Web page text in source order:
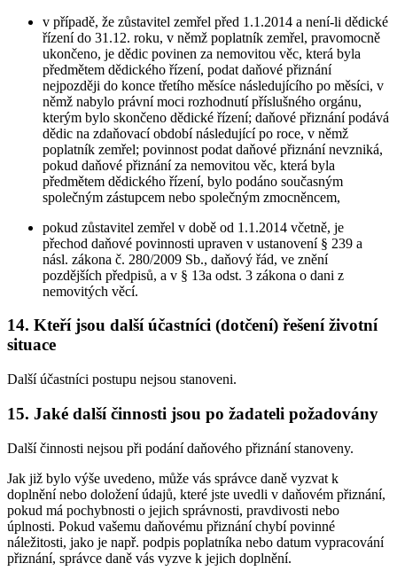
v případě, že zůstavitel zemřel před 1.1.2014 a není-li dědické
řízení do 31.12. roku, v němž poplatník zemřel, pravomocně
ukončeno, je dědic povinen za nemovitou věc, která byla
předmětem dědického řízení, podat daňové přiznání
nejpozději do konce třetího měsíce následujícího po měsíci, v
němž nabylo právní moci rozhodnutí příslušného orgánu,
kterým bylo skončeno dědické řízení; daňové přiznání podává
dědic na zdaňovací období následující po roce, v němž
poplatník zemřel; povinnost podat daňové přiznání nevzniká,
pokud daňové přiznání za nemovitou věc, která byla
předmětem dědického řízení, bylo podáno současným
společným zástupcem nebo společným zmocněncem,
pokud zůstavitel zemřel v době od 1.1.2014 včetně, je
přechod daňové povinnosti upraven v ustanovení § 239 a
násl. zákona č. 280/2009 Sb., daňový řád, ve znění
pozdějších předpisů, a v § 13a odst. 3 zákona o dani z
nemovitých věcí.
14. Kteří jsou další účastníci (dotčení) řešení životní
situace
Další účastníci postupu nejsou stanoveni.
15. Jaké další činnosti jsou po žadateli požadovány
Další činnosti nejsou při podání daňového přiznání stanoveny.
Jak již bylo výše uvedeno, může vás správce daně vyzvat k
doplnění nebo doložení údajů, které jste uvedli v daňovém přiznání,
pokud má pochybnosti o jejich správnosti, pravdivosti nebo
úplnosti. Pokud vašemu daňovému přiznání chybí povinné
náležitosti, jako je např. podpis poplatníka nebo datum vypracování
přiznání, správce daně vás vyzve k jejich doplnění.